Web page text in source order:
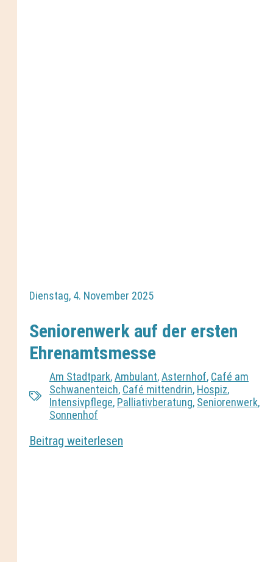
Dienstag, 4. November 2025
Seniorenwerk auf der ersten
Ehrenamtsmesse
Am Stadtpark,Ambulant,Asternhof, Café am
Schwanenteich, Café mittendrin, Hospiz,
Intensivpflege, Palliativberatung, Seniorenwerk,
Sonnenhof
Beitrag weiterlesen